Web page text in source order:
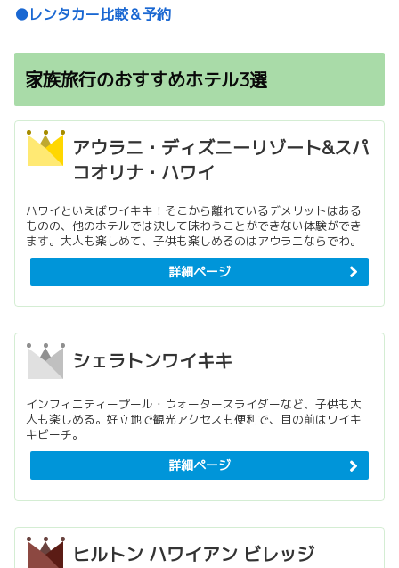
●レンタカー比較＆予約
家族旅行のおすすめホテル3選
アウラニ・ディズニーリゾート&スパ
コオリナ・ハワイ
ハワイといえばワイキキ！そこから離れているデメリットはある
ものの、他のホテルでは決して味わうことができない体験ができ
ます。大人も楽しめて、子供も楽しめるのはアウラニならでわ。
詳細ページ
シェラトンワイキキ
インフィニティープール・ウォータースライダーなど、子供も大
人も楽しめる。好立地で観光アクセスも便利で、目の前はワイキ
キビーチ。
詳細ページ
ヒルトン ハワイアン ビレッジ